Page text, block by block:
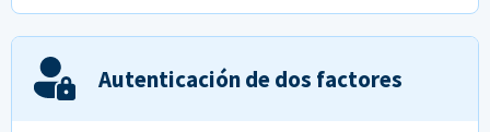
Autenticación de dos factores